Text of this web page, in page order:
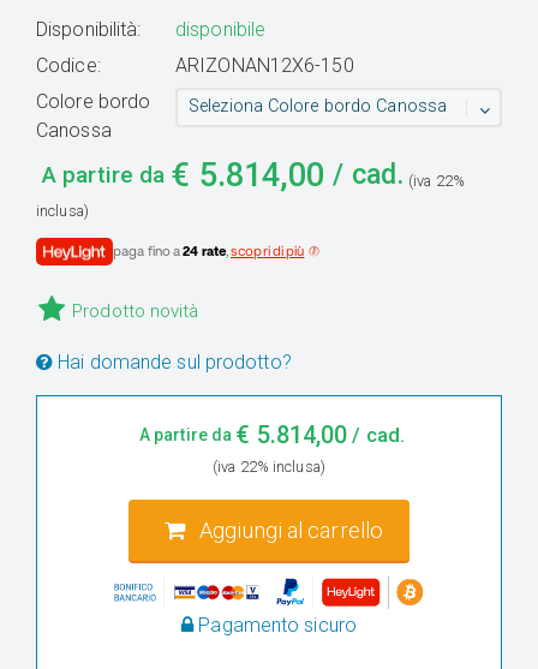
Disponibilità:
disponibile
Codice:
ARIZONAN12X6-150
Colore bordo
Canossa
Seleziona Colore bordo Canossa
A partire da € 5.814,00 / cad. (iva 22%
inclusa)
paga fino a24 rate,scopri di più
Prodotto novità
Hai domande sul prodotto?
A partire da € 5.814,00 / cad.
(iva 22% inclusa)
Aggiungi al carrello
Pagamento sicuro